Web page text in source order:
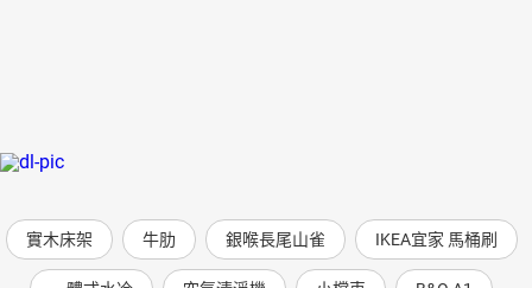
實木床架 牛肋 銀喉長尾山雀 IKEA宜家 馬桶刷